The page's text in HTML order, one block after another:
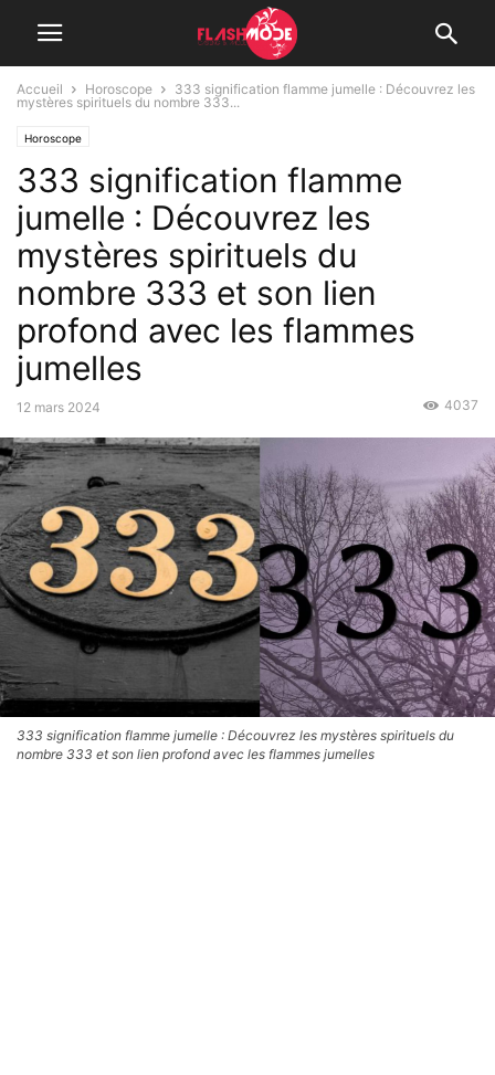
Accueil Horoscope
333 signification flamme jumelle : Découvrez les
mystères spirituels du nombre 333...
Horoscope
333 signification flamme
jumelle : Découvrez les
mystères spirituels du
nombre 333 et son lien
profond avec les flammes
jumelles
12 mars 2024 4037
333 signification flamme jumelle : Découvrez les mystères spirituels du
nombre 333 et son lien profond avec les flammes jumelles